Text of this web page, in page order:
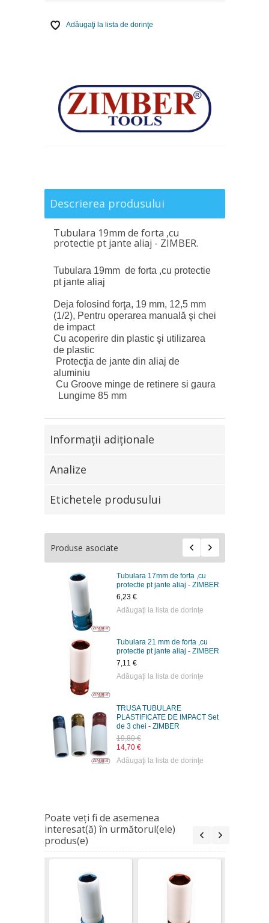
Adăugaţi la lista de dorinţe
Descrierea produsului
Tubulara 19mm de forta ,cu
protectie pt jante aliaj - ZIMBER.
Tubulara 19mm de forta ,cu protectie
pt jante aliaj
Deja folosind forţa, 19 mm, 12,5 mm
(1/2), Pentru operarea manuală şi chei
de impact
Cu acoperire din plastic şi utilizarea
de plastic
Protecţia de jante din aliaj de
aluminiu
Cu Groove minge de retinere si gaura
Lungime 85 mm
Informaţii adiţionale
Analize
Etichetele produsului
Produse asociate
Tubulara 17mm de forta ,cu
protectie pt jante aliaj - ZIMBER
6,23 €
Adăugaţi la lista de dorinţe
Tubulara 21 mm de forta ,cu
protectie pt jante aliaj - ZIMBER
7,11 €
Adăugaţi la lista de dorinţe
TRUSA TUBULARE
PLASTIFICATE DE IMPACT Set
de 3 chei - ZIMBER
19,80 €
14,70 €
Adăugaţi la lista de dorinţe
Poate veţi fi de asemenea
interesat(ă) în următorul(ele)
produs(e)